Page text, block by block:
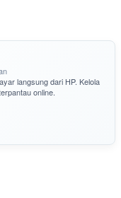
langsung dari HP. Kelola
online.